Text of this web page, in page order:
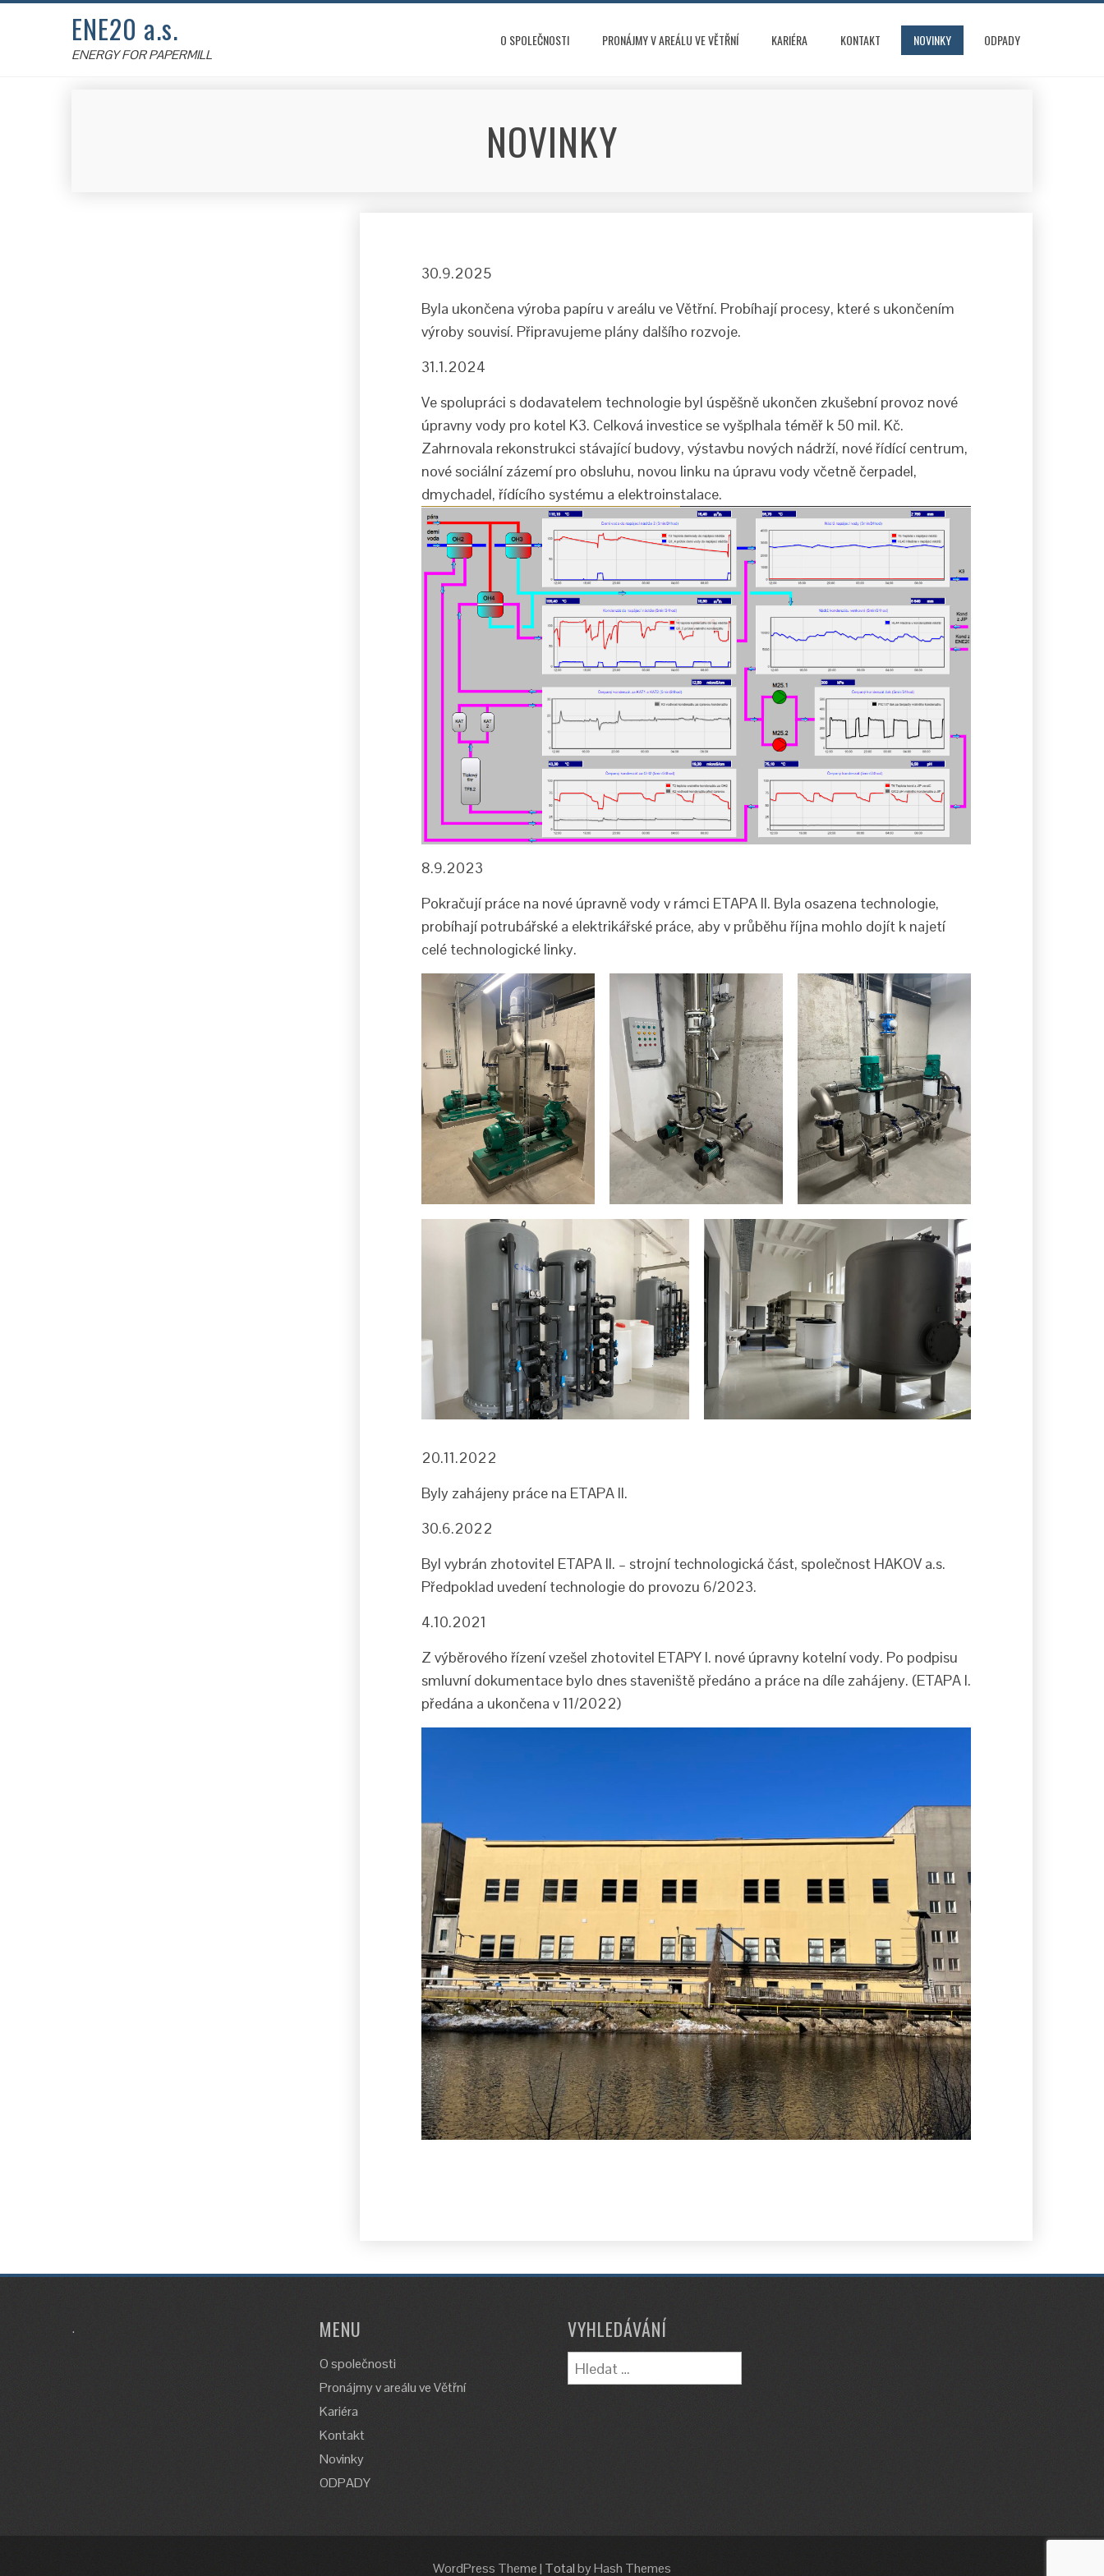
ENE20 a.s.
ENERGY FOR PAPERMILL
O SPOLEČNOSTI PRONÁJMY V AREÁLU VE VĚTŘNÍ KARIÉRA KONTAKT NOVINKY ODPADY
NOVINKY
30.9.2025
Byla ukončena výroba papíru v areálu ve Větřní. Probíhají procesy, které s ukončením
výroby souvisí. Připravujeme plány dalšího rozvoje.
31.1.2024
Ve spolupráci s dodavatelem technologie byl úspěšně ukončen zkušební provoz nové
úpravny vody pro kotel K3. Celková investice se vyšplhala téměř k 50 mil. Kč.
Zahrnovala rekonstrukci stávající budovy, výstavbu nových nádrží, nové řídící centrum,
nové sociální zázemí pro obsluhu, novou linku na úpravu vody včetně čerpadel,
dmychadel, řídícího systému a elektroinstalace.
8.9.2023
Pokračují práce na nové úpravně vody v rámci ETAPA II. Byla osazena technologie,
probíhají potrubářské a elektrikářské práce, aby v průběhu října mohlo dojít k najetí
celé technologické linky.
20.11.2022
Byly zahájeny práce na ETAPA II.
30.6.2022
Byl vybrán zhotovitel ETAPA II. – strojní technologická část, společnost HAKOV a.s.
Předpoklad uvedení technologie do provozu 6/2023.
4.10.2021
Z výběrového řízení vzešel zhotovitel ETAPY I. nové úpravny kotelní vody. Po podpisu
smluvní dokumentace bylo dnes staveniště předáno a práce na díle zahájeny. (ETAPA I.
předána a ukončena v 11/2022)
. MENU
O společnosti
Pronájmy v areálu ve Větřní
Kariéra
Kontakt
Novinky
ODPADY
VYHLEDÁVÁNÍ
Vyhledávání
WordPress Theme| Totalby Hash Themes